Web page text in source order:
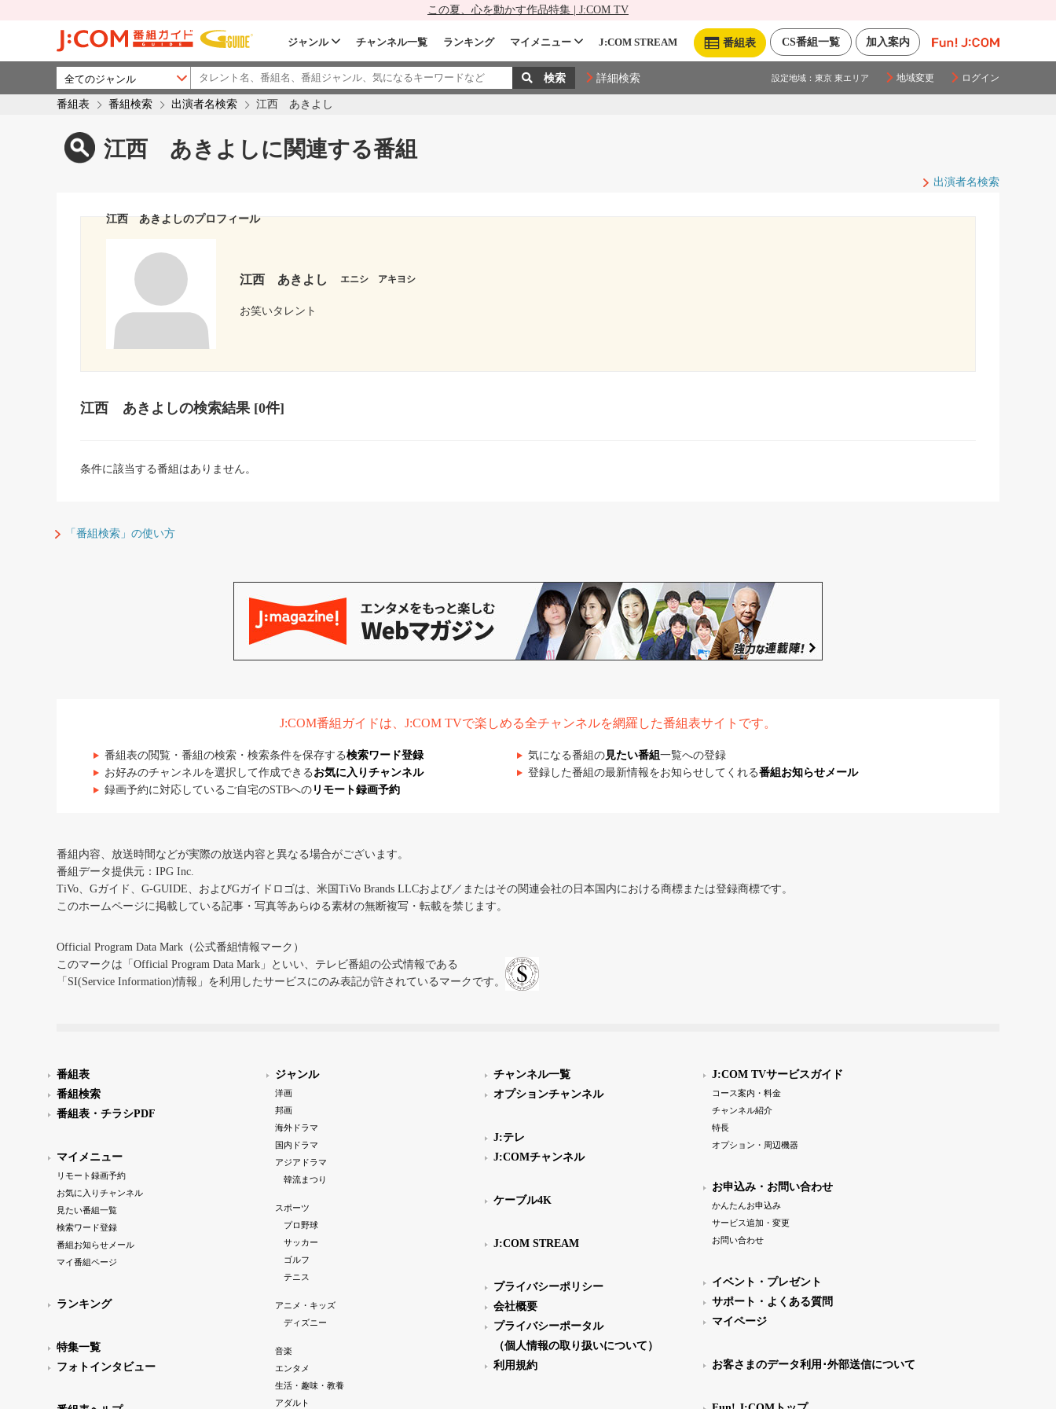
この夏、心を動かす作品特集 | J:COM TV
加入案内
CS番組一覧
番組表
ジャンル チャンネル一覧 ランキング マイメニュー J:COM STREAM
詳細検索 設定地域： 東京 東エリア 地域変更 ログイン
番組表 番組検索 出演者名検索 江西 あきよし
江西 あきよしに関連する番組
出演者名検索
江西 あきよしのプロフィール
江西 あきよし エニシ アキヨシ
お笑いタレント
江西 あきよしの検索結果[0件]
条件に該当する番組はありません。
「番組検索」の使い方
J:COM番組ガイドは、J:COM TVで楽しめる全チャンネルを網羅した番組表サイトです。
番組表の閲覧・番組の検索・検索条件を保存する検索ワード登録 気になる番組の見たい番組 一覧への登録
お好みのチャンネルを選択して作成できる お気に入りチャンネル 登録した番組の最新情報をお知らせしてくれる番組お知らせメール
録画予約に対応しているご自宅のSTBへの リモート録画予約
番組内容、放送時間などが実際の放送内容と異なる場合がございます。
番組データ提供元：IPG Inc.
TiVo、Gガイド、G-GUIDE、およびGガイドロゴは、米国TiVo Brands LLCおよび／またはその関連会社の日本国内における商標または登録商標です。
このホームページに掲載している記事・写真等あらゆる素材の無断複写・転載を禁じます。
Official Program Data Mark（公式番組情報マーク）
このマークは「Official Program Data Mark」といい、テレビ番組の公式情報である
「SI(Service Information)情報」を利用したサービスにのみ表記が許されているマークです。
番組表
番組検索
番組表・チラシPDF
マイメニュー
リモート録画予約
お気に入りチャンネル
見たい番組一覧
検索ワード登録
番組お知らせメール
マイ番組ページ
ランキング
特集一覧
フォトインタビュー
ジャンル
洋画
邦画
海外ドラマ
国内ドラマ
アジアドラマ
韓流まつり
スポーツ
プロ野球
サッカー
ゴルフ
テニス
アニメ・キッズ
ディズニー
音楽
エンタメ
生活・趣味・教養
アダルト
チャンネル一覧
オプションチャンネル
J:テレ
J:COMチャンネル
ケーブル4K
J:COM STREAM
プライバシーポリシー
会社概要
プライバシーポータル
（個人情報の取り扱いについて）
利用規約
J:COM TVサービスガイド
コース案内・料金
チャンネル紹介
特長
オプション・周辺機器
お申込み・お問い合わせ
かんたんお申込み
サービス追加・変更
お問い合わせ
イベント・プレゼント
サポート・よくある質問
マイページ
お客さまのデータ利用･外部送信について